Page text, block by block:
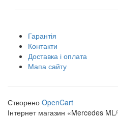
Гарантія
Контакти
Доставка і оплата
Мапа сайту
Створено OpenCart
Інтернет магазин «Mercedes